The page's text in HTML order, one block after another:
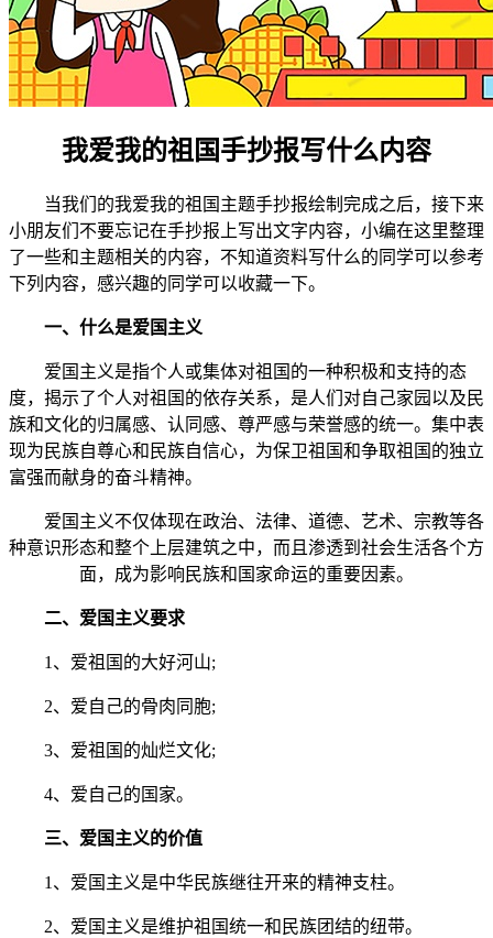
我爱我的祖国手抄报写什么内容
当我们的我爱我的祖国主题手抄报绘制完成之后，接下来
小朋友们不要忘记在手抄报上写出文字内容，小编在这里整理
了一些和主题相关的内容，不知道资料写什么的同学可以参考
下列内容，感兴趣的同学可以收藏一下。
一、什么是爱国主义
爱国主义是指个人或集体对祖国的一种积极和支持的态
度，揭示了个人对祖国的依存关系，是人们对自己家园以及民
族和文化的归属感、认同感、尊严感与荣誉感的统一。集中表
现为民族自尊心和民族自信心，为保卫祖国和争取祖国的独立
富强而献身的奋斗精神。
爱国主义不仅体现在政治、法律、道德、艺术、宗教等各
种意识形态和整个上层建筑之中，而且渗透到社会生活各个方
面，成为影响民族和国家命运的重要因素。
二、爱国主义要求
1、爱祖国的大好河山;
2、爱自己的骨肉同胞;
3、爱祖国的灿烂文化;
4、爱自己的国家。
三、爱国主义的价值
1、爱国主义是中华民族继往开来的精神支柱。
2、爱国主义是维护祖国统一和民族团结的纽带。